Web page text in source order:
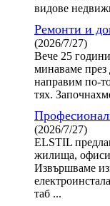
видове
Ремонти и
(2026/7/27)
Вече 25
минаваме през
направим по-
тях.
(2026/7/27)
ELSTIL
жилища,
Извършваме
таб ...